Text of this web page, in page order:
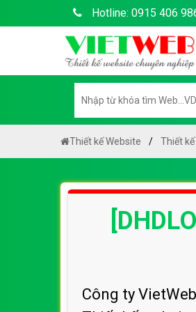
Hotline: 0915 406
Thiết kế Website Thiết
Công ty